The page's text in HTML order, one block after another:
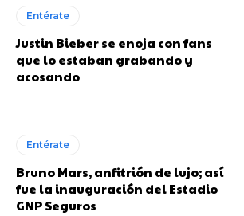
Entérate
Justin Bieber se enoja con fans
que lo estaban grabando y
acosando
Entérate
Bruno Mars, anfitrión de lujo; así
fue la inauguración del Estadio
GNP Seguros